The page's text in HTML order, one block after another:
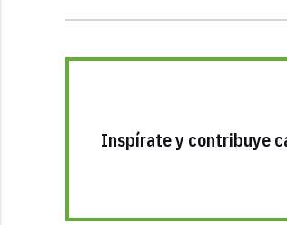
Inspírate y contribuye